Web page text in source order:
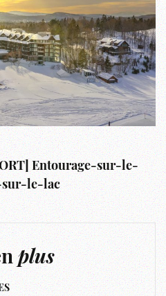
Entourage-sur-le-
le-lac
plus